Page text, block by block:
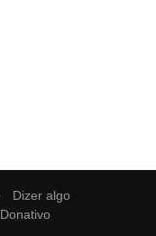
Dizer algo
Donativo